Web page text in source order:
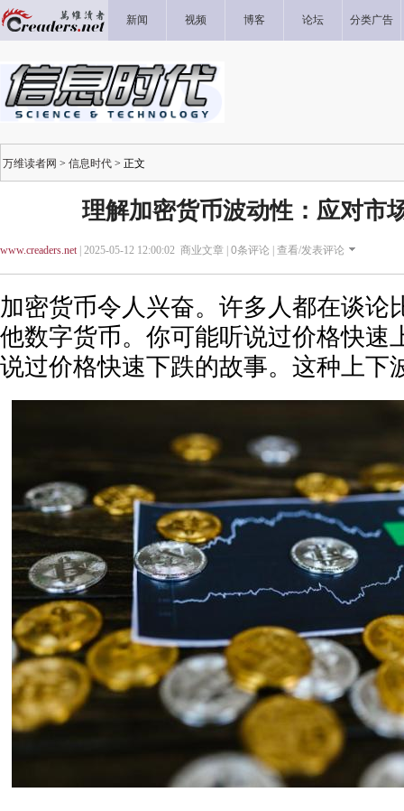
新闻 视频 博客 论坛 分类广告
万维读者网 > 信息时代 > 正文
理解加密货币波动性：应对市
www.creaders.net| 2025-05-12 12:00:02 商业文章 | 0条评论 | 查看/发表评论
加密货币令人兴奋。许多人都在谈论
他数字货币。你可能听说过价格快速
说过价格快速下跌的故事。这种上下